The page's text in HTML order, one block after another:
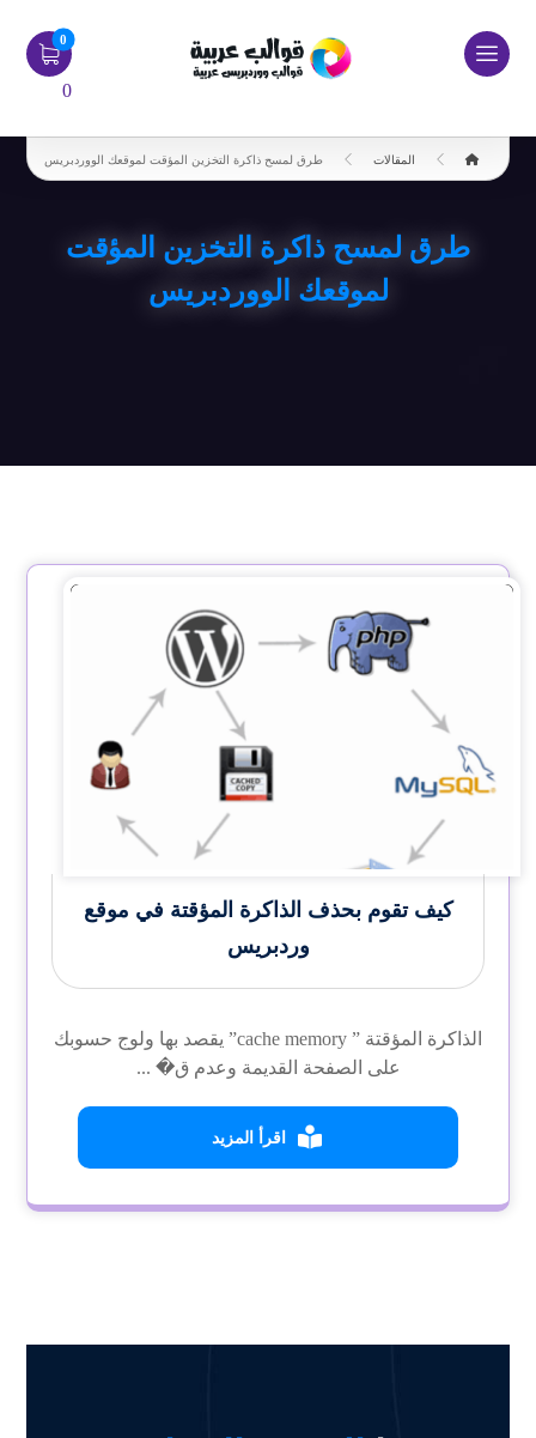
0
المقالات طرق لمسح ذاكرة التخزين المؤقت لموقعك الووردبريس
طرق لمسح ذاكرة التخزين المؤقت
لموقعك الووردبريس
كيف تقوم بحذف الذاكرة المؤقتة في موقع
وردبريس
الذاكرة المؤقتة ” cache memory” يقصد بها ولوج حسوبك
على الصفحة القديمة وعدم ق� ...
اقرأ المزيد